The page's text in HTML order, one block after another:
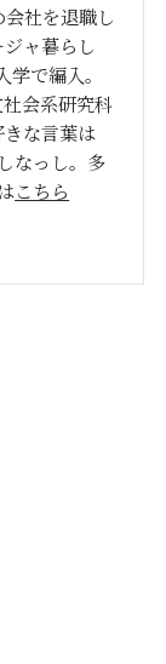
社を退職し
ャ暮らし
で編入。
会系研究科
な言葉は
なっし。多
こちら